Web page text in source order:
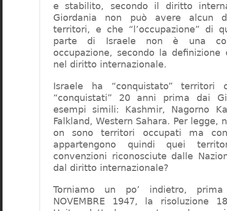
e stabilito, secondo il diritto
Giordania non può avere alcun
territori, e che “l’occupazione” di
parte di Israele non è una
occupazione, secondo la
nel diritto internazionale.
Israele ha “conquistato” territori
“conquistati” 20 anni prima dai
esempi simili: Kashmir, Nagorno
Falkland, Western Sahara. Per legge, n
on sono territori occupati ma
appartengono quindi quei
convenzioni riconosciute dalle
dal diritto internazionale?
Torniamo un po’ indietro,
NOVEMBRE 1947, la risoluzione